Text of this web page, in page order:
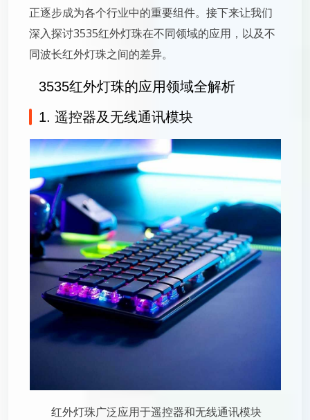
正逐步成为各个行业中的重要组件。接下来让我们
深入探讨3535红外灯珠在不同领域的应用，以及不
同波长红外灯珠之间的差异。
3535红外灯珠的应用领域全解析
1. 遥控器及无线通讯模块
红外灯珠广泛应用于遥控器和无线通讯模块